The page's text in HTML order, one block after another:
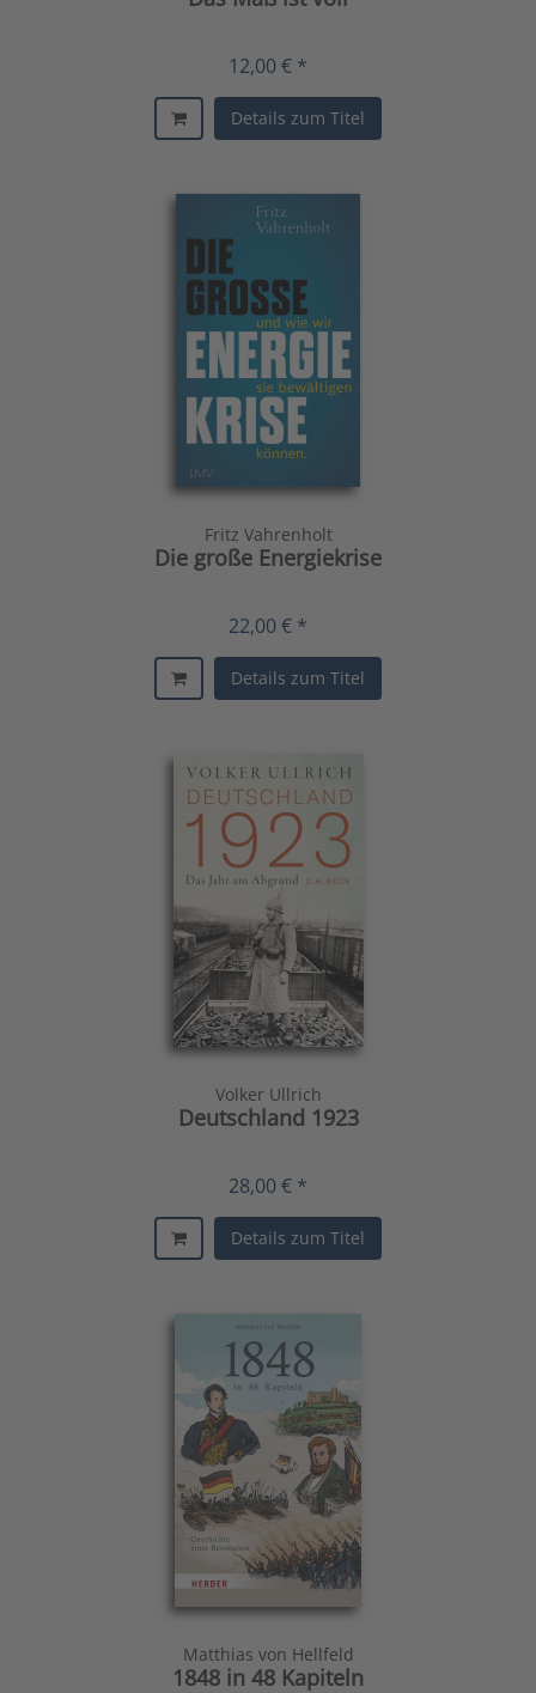
12,00 € *
Details zum Titel
Fritz Vahrenholt
Die große Energiekrise
22,00 € *
Details zum Titel
Volker Ullrich
Deutschland 1923
28,00 € *
Details zum Titel
Matthias von Hellfeld
1848 in 48 Kapiteln